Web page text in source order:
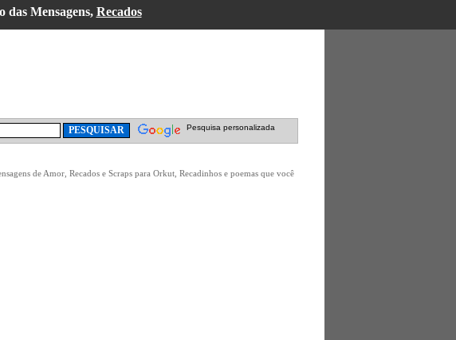
das Mensagens, Recados
Pesquisa personalizada
de Amor, Recados e Scraps para Orkut, Recadinhos e poemas que você